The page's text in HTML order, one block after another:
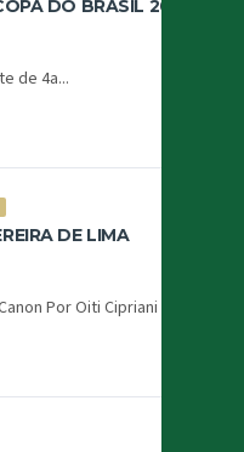
DO BRASIL 2026
de 4a...
DE LIMA
Por Oiti Cipriani